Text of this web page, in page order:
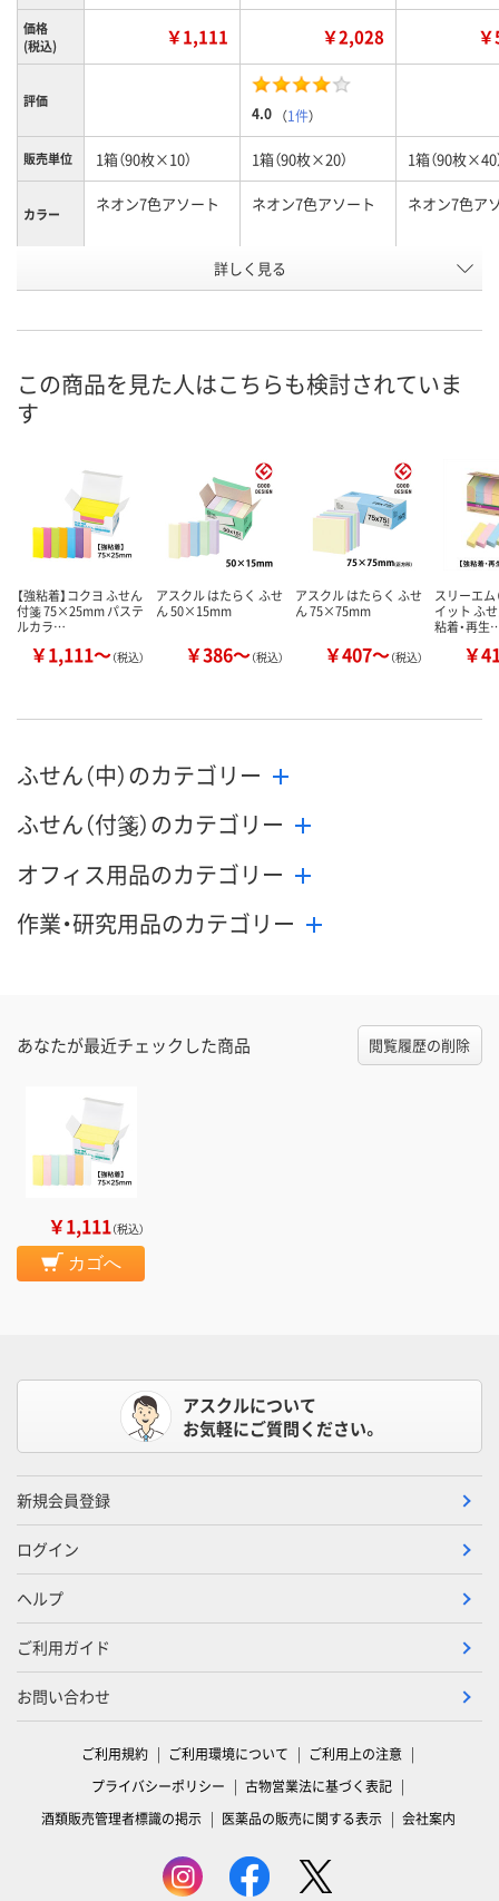
価格
(税込)
￥1,111 ￥2,028
評価
4.0 （1件）
販売単位 1箱（90枚×10） 1箱（90枚×20） 1箱（90枚×40
カラー ネオン7色アソート ネオン7色アソート ネオン7色ア
KR09806 KR09791
8月8日（土）
カ
詳しく見る
この商品を見た人はこちらも検討されていま
す
【強粘着】コクヨ ふせん
付箋 75×25mm パステ
ルカラ…
￥1,111～（税込）
アスクル はたらく ふせ
ん 50×15mm
￥386～（税込）
アスクル はたらく ふせ
ん 75×75mm
￥407～（税込）
スリーエム
イット ふ
粘着・再生
￥
ふせん（中）のカテゴリー
ふせん（付箋）のカテゴリー
オフィス用品のカテゴリー
作業・研究用品のカテゴリー
あなたが最近チェックした商品 閲覧履歴の削除
￥1,111（税込）
カゴへ
アスクルについて
お気軽にご質問ください。
新規会員登録
ログイン
ヘルプ
ご利用ガイド
お問い合わせ
ご利用規約 ご利用環境について
ご利用上の注意
プライバシーポリシー
古物営業法に基づく表記
酒類販売管理者標識の掲示
医薬品の販売に関する表示 会社案内